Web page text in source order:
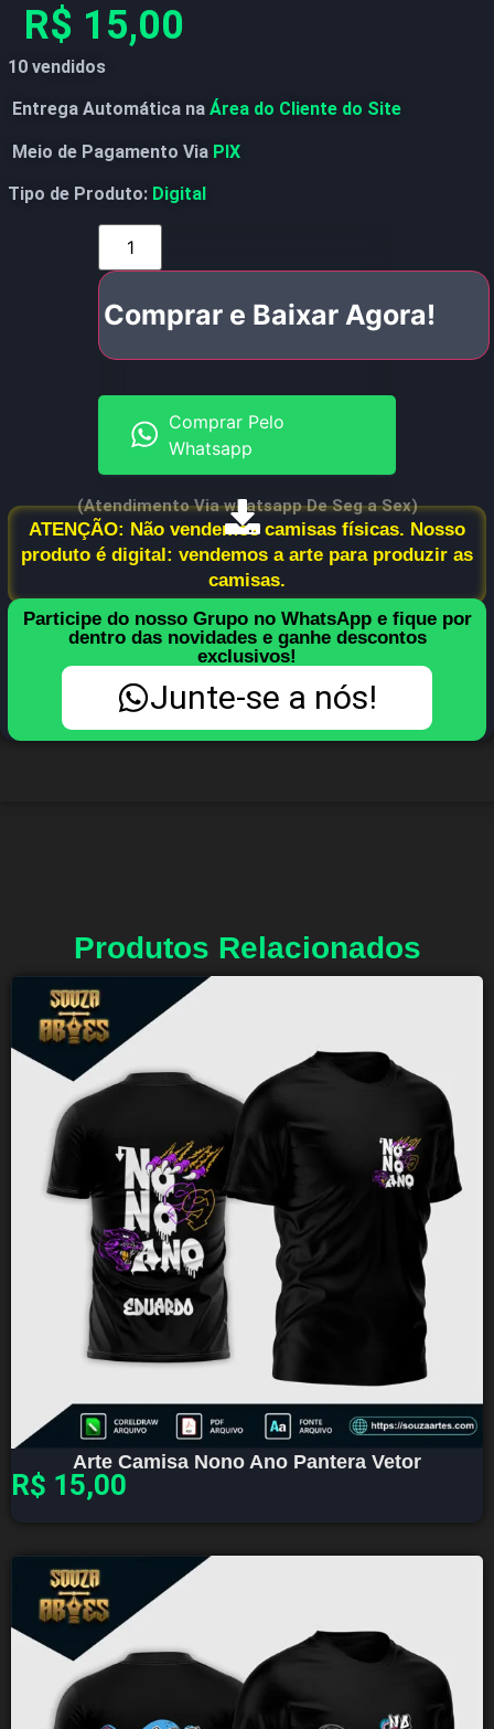
R$ 15,00
10 vendidos
Entrega Automática na Área do Cliente do Site
Meio de Pagamento Via PIX
Tipo de Produto: Digital
Comprar e Baixar Agora!
Comprar Pelo
Whatsapp
(Atendimento Via whatsapp De Seg a Sex)
ATENÇÃO: Não vendemos camisas físicas. Nosso
produto é digital: vendemos a arte para produzir as
camisas.
Participe do nosso Grupo no WhatsApp e fique por
dentro das novidades e ganhe descontos
exclusivos!
Junte-se a nós!
Produtos Relacionados
Arte Camisa Nono Ano Pantera Vetor
R$ 15,00